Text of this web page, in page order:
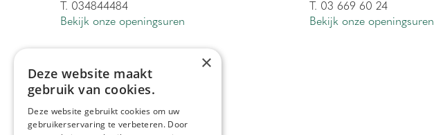
T. 034844484
Bekijk onze openingsuren
T. 03 669 60 24
Bekijk onze openingsuren
×
Deze website maakt
gebruik van cookies.
Deze website gebruikt cookies om uw
gebruikerservaring te verbeteren. Door